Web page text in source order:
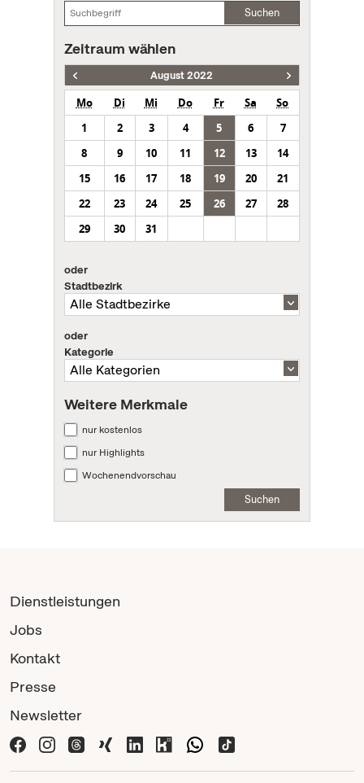
Suchen
Zeitraum wählen
August 2022
Mo Di Mi Do Fr Sa
So
1
2 3 4 5 6
7
8
9 10 11 12 13
14
15
16 17 18 19 20
21
22
23 24 25 26 27
28
29
30 31
oder
Stadtbezirk
oder
Kategorie
Weitere Merkmale
nur kostenlos
nur Highlights
Wochenendvorschau
Suchen
Dienstleistungen
Jobs
Kontakt
Presse
Newsletter